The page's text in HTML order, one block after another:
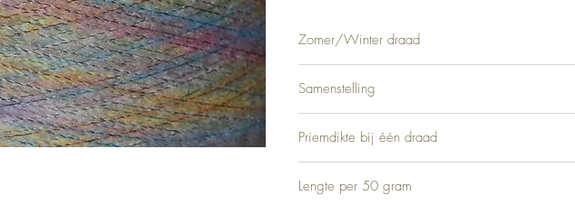
Zomer/Winter draad
Samenstelling
Priemdikte bij één draad
Lengte per 50 gram